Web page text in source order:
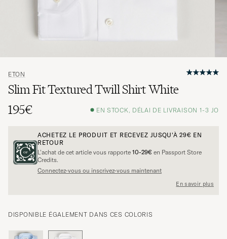
ETON
Slim Fit Textured Twill Shirt White
195€
EN STOCK, DÉLAI DE LIVRAISON 1-3 JO
ACHETEZ LE PRODUIT ET RECEVEZ JUSQU'À29€ EN
RETOUR
L’achat de cet article vous rapporte 10-29€ en Passport Store
Credits.
Connectez-vous ou inscrivez-vous maintenant
En savoir plus
DISPONIBLE ÉGALEMENT DANS CES COLORIS